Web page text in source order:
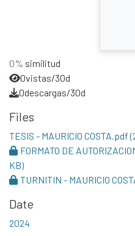
0% similitud
0vistas/30d
0descargas/30d
Files
TESIS - MAURICIO COSTA.pdf
FORMATO DE
KB)
TURNITIN - MAURICIO
Date
2024